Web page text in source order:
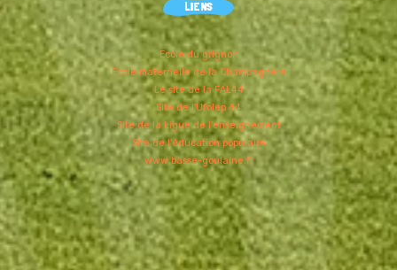
LIENS
Ecole du grignon
Ecole maternelle de la Champagnère
Le site de la FAL44
Site de l'Ufolep 44
Site de la Ligue de l'enseignement
Site de l'éducation populaire
www.basse-goulaine.fr